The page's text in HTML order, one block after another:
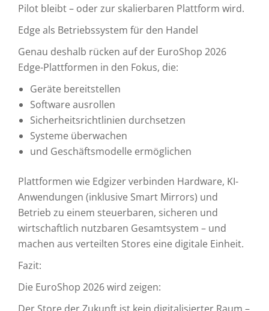
Pilot bleibt – oder zur skalierbaren Plattform wird.
Edge als Betriebssystem für den Handel
Genau deshalb rücken auf der EuroShop 2026
Edge-Plattformen in den Fokus, die:
Geräte bereitstellen
Software ausrollen
Sicherheitsrichtlinien durchsetzen
Systeme überwachen
und Geschäftsmodelle ermöglichen
Plattformen wie Edgizer verbinden Hardware, KI-
Anwendungen (inklusive Smart Mirrors) und
Betrieb zu einem steuerbaren, sicheren und
wirtschaftlich nutzbaren Gesamtsystem – und
machen aus verteilten Stores eine digitale Einheit.
Fazit:
Die EuroShop 2026 wird zeigen: